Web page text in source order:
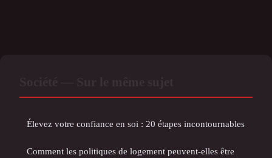
Élevez votre confiance en soi : 20 étapes incontournables
Comment les politiques de logement peuvent-elles être